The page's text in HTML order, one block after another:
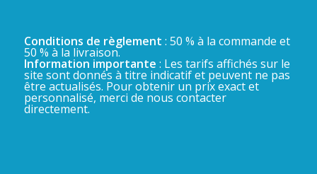
Conditions de règlement : 50 % à la commande et
50 % à la livraison.
Information importante : Les tarifs affichés sur le
site sont donnés à titre indicatif et peuvent ne pas
être actualisés. Pour obtenir un prix exact et
personnalisé, merci de nous contacter
directement.